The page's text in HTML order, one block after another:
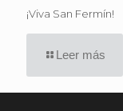
¡Viva San Fermín!
Leer más